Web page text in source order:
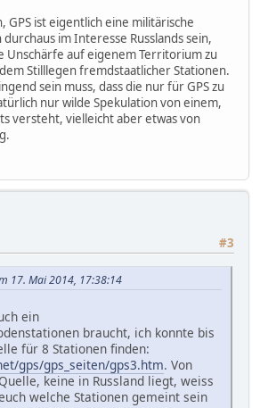
GPS ist eigentlich eine militärische
durchaus im Interesse Russlands sein,
Unschärfe auf eigenem Territorium zu
Stilllegen fremdstaatlicher Stationen.
sein muss, dass die nur für GPS zu
nur wilde Spekulation von einem,
versteht, vielleicht aber etwas von
#3
17. Mai 2014, 17:38:14
ein
braucht, ich konnte bis
für 8 Stationen finden:
gps/gps_seiten/gps3.htm. Von
keine in Russland liegt, weiss
welche Stationen gemeint sein